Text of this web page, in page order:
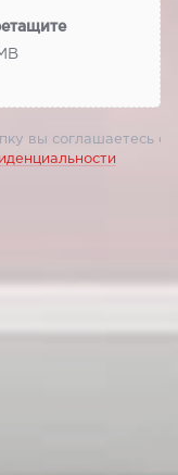
вы соглашаетесь с